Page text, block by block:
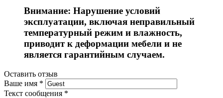
Внимание: Нарушение условий
эксплуатации, включая неправильный
температурный режим и влажность,
приводит к деформации мебели и не
является гарантийным случаем.
Оставить отзыв
Ваше имя *
Текст сообщения *